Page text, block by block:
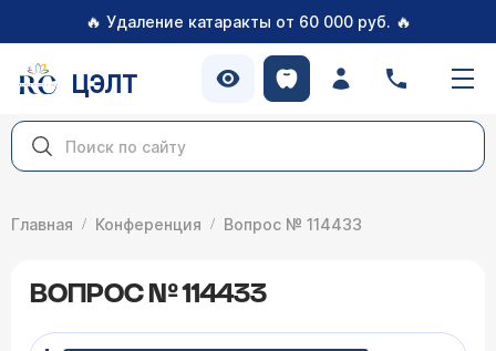
🔥 Удаление катаракты от 60 000 руб. 🔥
ЦЭЛТ
Главная Конференция Вопрос № 114433
ВОПРОС № 114433